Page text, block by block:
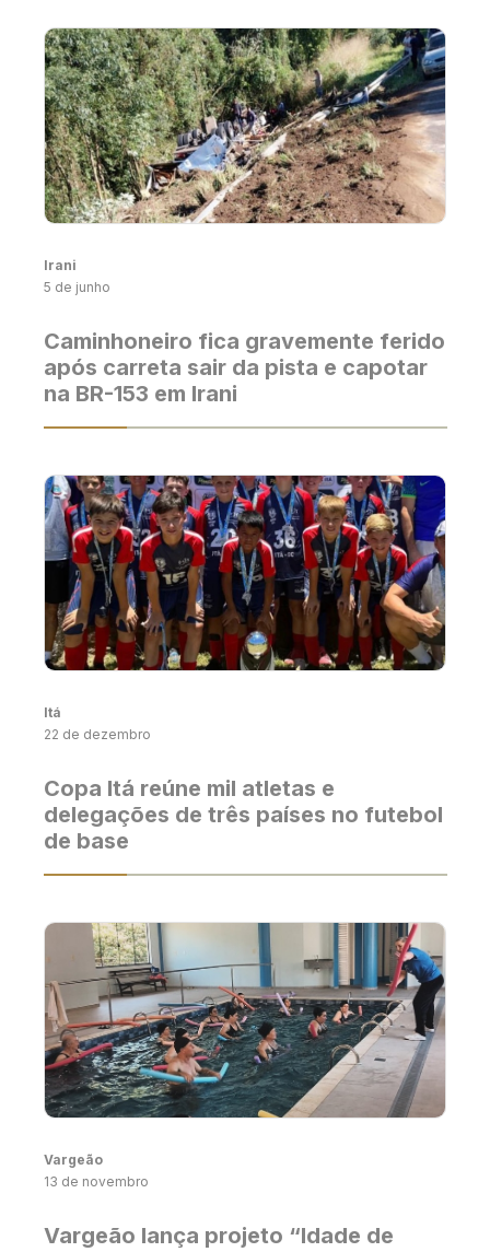
Irani
5 de junho
Caminhoneiro fica gravemente ferido
após carreta sair da pista e capotar
na BR-153 em Irani
Itá
22 de dezembro
Copa Itá reúne mil atletas e
delegações de três países no futebol
de base
Vargeão
13 de novembro
Vargeão lança projeto “Idade de